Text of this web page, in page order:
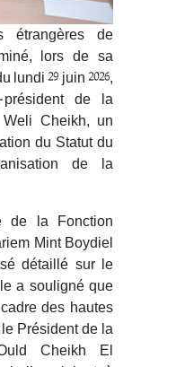
étrangères de
lors de sa
29 juin 2026,
de la
Cheikh, un
du Statut du
de la
de la Fonction
Mint Boydiel
détaillé sur le
a souligné que
des hautes
Président de la
Cheikh El